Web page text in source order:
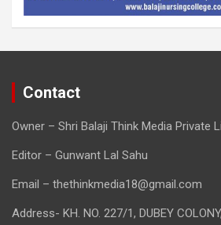
Contact
Owner – Shri Balaji Think Media Private
Editor – Gunwant Lal Sahu
Email – thethinkmedia18@gmail.com
Address- KH. NO. 227/1, DUBEY